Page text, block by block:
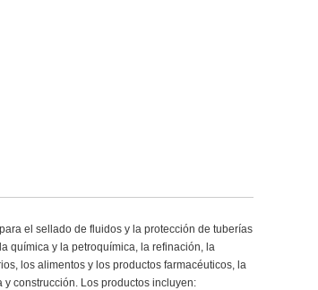
el sellado de fluidos y la protección de tuberías
química y la petroquímica, la refinación, la
los alimentos y los productos farmacéuticos, la
construcción. Los productos incluyen: